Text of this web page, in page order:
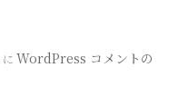
に WordPress コメントの